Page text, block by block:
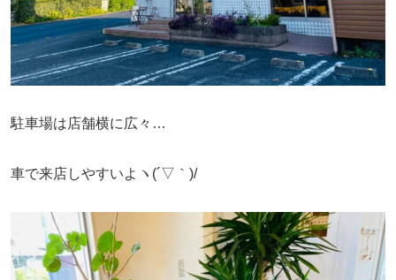
駐車場は店舗横に広々…
車で来店しやすいよヽ(´▽｀)/